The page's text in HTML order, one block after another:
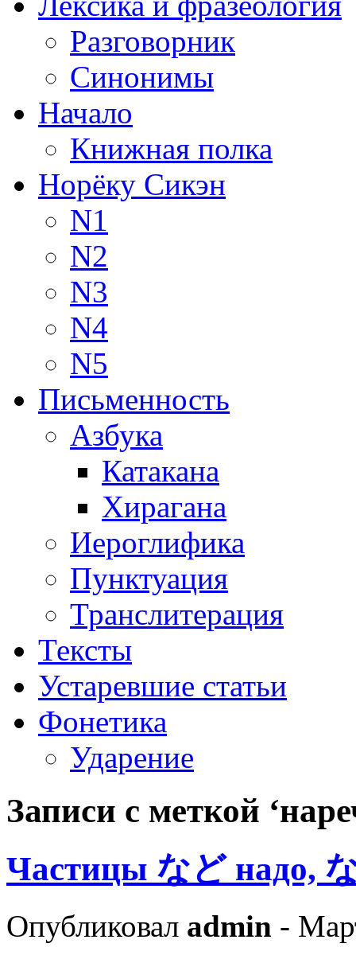
Разговорник
Синонимы
Начало
Книжная полка
Норёку Сикэн
N1
N2
N3
N4
N5
Письменность
Азбука
Катакана
Хирагана
Иероглифика
Пунктуация
Транслитерация
Тексты
Устаревшие статьи
Фонетика
Ударение
Записи с меткой
Частицы など надо,
Опубликовал admin -